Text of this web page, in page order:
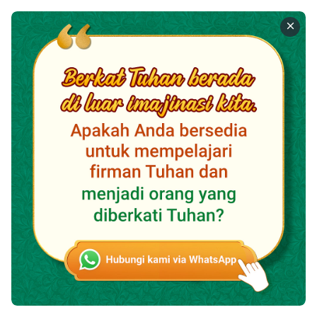
Pencipta, dan tujuan ini tidak akan pernah berubah. Di
mata Sang Pencipta, tempat orang dilahirkan, jenis
kelamin, dan tampilan fisik seseorang, semua itu
adalah hal-hal sementara. Semua itu adalah
serangkaian kepingan sangat kecil, simbol kecil di
setiap fase pengelolaan-Nya atas seluruh umat
manusia. Dan tempat tujuan serta kesudahan
sebenarnya dari seseorang tidaklah ditentukan oleh
kelahiran mereka dalam fase tertentu mana pun,
melainkan oleh misi yang mereka penuhi dalam hidup
mereka, dan oleh penghakiman Sang Pencipta
terhadap mereka ketika rencana pengelolaan-Nya
telah rampung.
Dikatakan bahwa ada sebab dari setiap akibat, dan